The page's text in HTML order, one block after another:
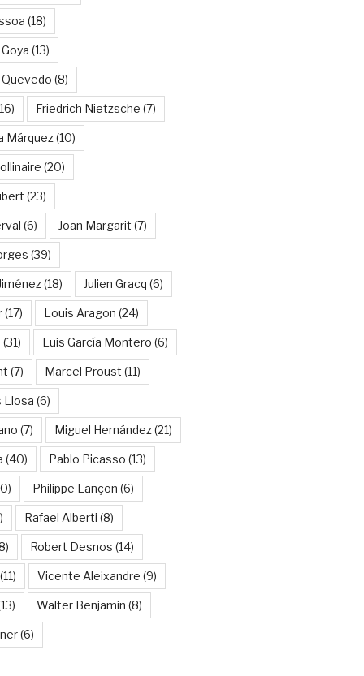
(18)
(13)
(8)
Friedrich Nietzsche (7)
Márquez(10)
(20)
(23)
(6) Joan Margarit (7)
(39)
(18) Julien Gracq (6)
(17) Louis Aragon (24)
(31) Luis García Montero (6)
(7) Marcel Proust (11)
Llosa (6)
(7) Miguel Hernández(21)
(40) Pablo Picasso (13)
Philippe Lançon (6)
Rafael Alberti (8)
Robert Desnos (14)
(11) Vicente Aleixandre (9)
Walter Benjamin (8)
(6)